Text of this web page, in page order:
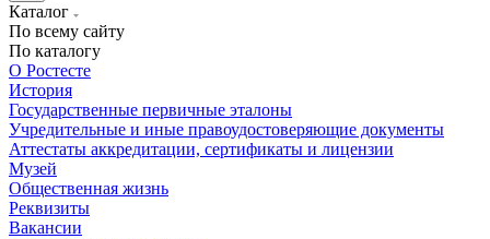
Каталог
По всему сайту
По каталогу
О Ростесте
История
Государственные первичные эталоны
Учредительные и иные правоудостоверяющие документы
Аттестаты аккредитации, сертификаты и лицензии
Музей
Общественная жизнь
Реквизиты
Вакансии